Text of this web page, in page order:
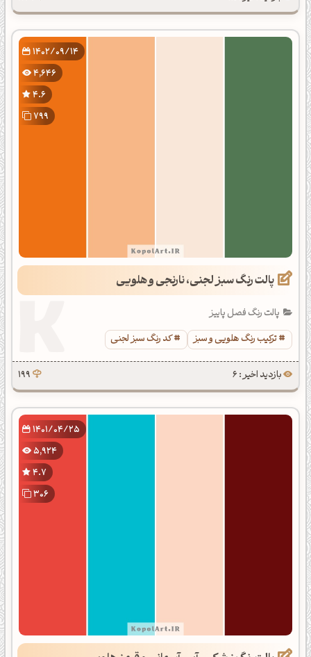
1402/09/14
4,646
4.6
799
پالت رنگ سبز لجنی، نارنجی و هلویی
پالت رنگ فصل پاییز
ترکیب رنگ هلویی و سبز
کد رنگ سبز لجنی
بازدید اخیر : 6 199
1401/04/25
5,924
4.7
306